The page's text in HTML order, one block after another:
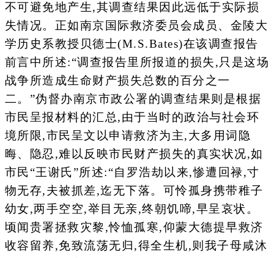
不可避免地产生,其调查结果因此远低于实际损
失情况。正如南京国际救济委员会成员、金陵大
学历史系教授贝德士(M.S.Bates)在该调查报告
前言中所述:“调查报告里所报道的损失,只是这场
战争所造成生命财产损失总数的百分之一
二。”伪督办南京市政公署的调查结果则是根据
市民呈报材料的汇总,由于当时的政治与社会环
境所限,市民呈文以申请救济为主,大多用词隐
晦、隐忍,难以反映市民财产损失的真实状况,如
市民“王谢氏”所述:“自罗浩劫以来,惨遭回禄,寸
物无存,夫被抓差,迄无下落。可怜孤身携带稚子
幼女,两手空空,举目无亲,终朝饥啼,早呈哀状。
顷闻贵署拯救灾黎,怜恤孤寒,仰蒙大德提早救济
收容留养,免致流荡无归,得全生机,则我子母咸沐